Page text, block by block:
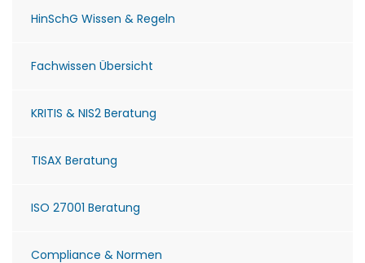
HinSchG Wissen & Regeln
Fachwissen Übersicht
KRITIS & NIS2 Beratung
TISAX Beratung
ISO 27001 Beratung
Compliance & Normen